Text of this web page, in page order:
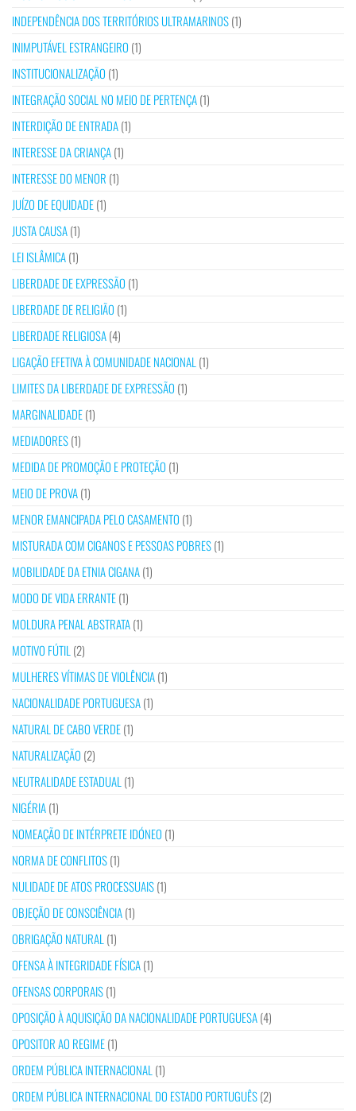
INDEPENDÊNCIA DOS TERRITÓRIOS ULTRAMARINOS(1)
INIMPUTÁVEL ESTRANGEIRO (1)
INSTITUCIONALIZAÇÃO (1)
INTEGRAÇÃO SOCIAL NO MEIO DE PERTENÇA(1)
INTERDIÇÃO DE ENTRADA(1)
INTERESSE DA CRIANÇA(1)
INTERESSE DO MENOR (1)
JUÍZO DE EQUIDADE(1)
JUSTA CAUSA(1)
LEI ISLÂMICA(1)
LIBERDADE DE EXPRESSÃO (1)
LIBERDADE DE RELIGIÃO (1)
LIBERDADE RELIGIOSA(4)
LIGAÇÃO EFETIVA À COMUNIDADE NACIONAL (1)
LIMITES DA LIBERDADE DE EXPRESSÃO (1)
MARGINALIDADE(1)
MEDIADORES(1)
MEDIDA DE PROMOÇÃO E PROTEÇÃO (1)
MEIO DE PROVA(1)
MENOR EMANCIPADA PELO CASAMENTO (1)
MISTURADA COM CIGANOS E PESSOAS POBRES(1)
MOBILIDADE DA ETNIA CIGANA(1)
MODO DE VIDA ERRANTE(1)
MOLDURA PENAL ABSTRATA(1)
MOTIVO FÚTIL (2)
MULHERES VÍTIMAS DE VIOLÊNCIA(1)
NACIONALIDADE PORTUGUESA(1)
NATURAL DE CABO VERDE(1)
NATURALIZAÇÃO (2)
NEUTRALIDADE ESTADUAL (1)
NIGÉRIA(1)
NOMEAÇÃO DE INTÉRPRETE IDÓNEO (1)
NORMA DE CONFLITOS(1)
NULIDADE DE ATOS PROCESSUAIS(1)
OBJEÇÃO DE CONSCIÊNCIA(1)
OBRIGAÇÃO NATURAL (1)
OFENSA À INTEGRIDADE FÍSICA(1)
OFENSAS CORPORAIS(1)
OPOSIÇÃO À AQUISIÇÃO DA NACIONALIDADE PORTUGUESA(4)
OPOSITOR AO REGIME(1)
ORDEM PÚBLICA INTERNACIONAL (1)
ORDEM PÚBLICA INTERNACIONAL DO ESTADO PORTUGUÊS(2)